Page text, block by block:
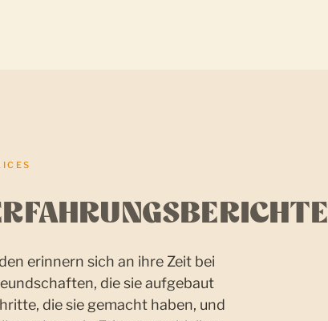
erinnern sich an ihre Zeit bei
die sie aufgebaut
die sie gemacht haben, und